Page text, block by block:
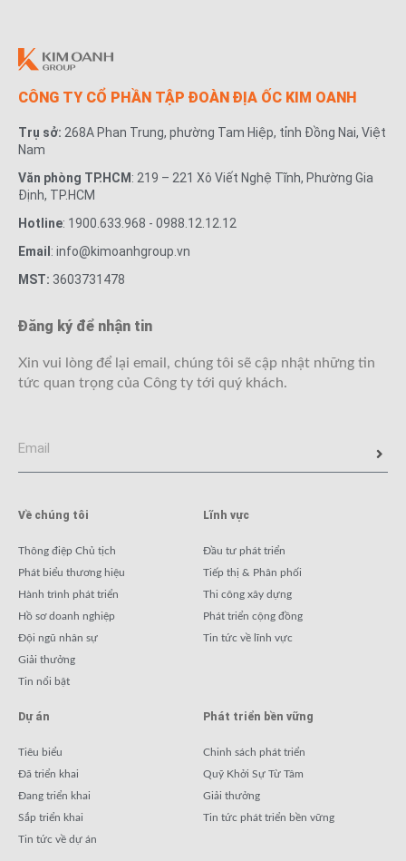
CÔNG TY CỔ PHẦN TẬP ĐOÀN ĐỊA ỐC KIM OANH
Trụ sở: 268A Phan Trung, phường Tam Hiệp, tỉnh Đồng Nai, Việt
Nam
Văn phòng TP.HCM : 219 – 221 Xô Viết Nghệ Tĩnh, Phường Gia
Định, TP.HCM
Hotline: 1900.633.968 - 0988.12.12.12
Email : info@kimoanhgroup.vn
MST: 3603731478
Đăng ký để nhận tin
Xin vui lòng để lại email, chúng tôi sẽ cập nhật những tin
tức quan trọng của Công ty tới quý khách.
Về chúng tôi
Thông điệp Chủ tịch
Phát biểu thương hiệu
Hành trình phát triển
Hồ sơ doanh nghiệp
Đội ngũ nhân sự
Giải thưởng
Tin nổi bật
Lĩnh vực
Đầu tư phát triển
Tiếp thị & Phân phối
Thi công xây dựng
Phát triển cộng đồng
Tin tức về lĩnh vực
Dự án
Tiêu biểu
Đã triển khai
Đang triển khai
Sắp triển khai
Tin tức về dự án
Phát triển bền vững
Chinh sách phát triển
Quỹ Khởi Sự Từ Tâm
Giải thưởng
Tin tức phát triển bền vững